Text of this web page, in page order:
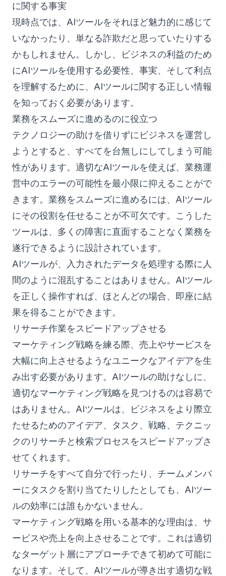
に関する事実
現時点では、AIツールをそれほど魅力的に感じて
いなかったり、単なる詐欺だと思っていたりする
かもしれません。しかし、ビジネスの利益のため
にAIツールを使用する必要性、事実、そして利点
を理解するために、AIツールに関する正しい情報
を知っておく必要があります。
業務をスムーズに進めるのに役立つ
テクノロジーの助けを借りずにビジネスを運営し
ようとすると、すべてを台無しにしてしまう可能
性があります。適切なAIツールを使えば、業務運
営中のエラーの可能性を最小限に抑えることがで
きます。業務をスムーズに進めるには、AIツール
にその役割を任せることが不可欠です。こうした
ツールは、多くの障害に直面することなく業務を
遂行できるように設計されています。
AIツールが、入力されたデータを処理する際に人
間のように混乱することはありません。AIツール
を正しく操作すれば、ほとんどの場合、即座に結
果を得ることができます。
リサーチ作業をスピードアップさせる
マーケティング戦略を練る際、売上やサービスを
大幅に向上させるようなユニークなアイデアを生
み出す必要があります。AIツールの助けなしに、
適切なマーケティング戦略を見つけるのは容易で
はありません。AIツールは、ビジネスをより際立
たせるためのアイデア、タスク、戦略、テクニッ
クのリサーチと検索プロセスをスピードアップさ
せてくれます。
リサーチをすべて自分で行ったり、チームメンバ
ーにタスクを割り当てたりしたとしても、AIツー
ルの効率には誰もかないません。
マーケティング戦略を用いる基本的な理由は、サ
ービスや売上を向上させることです。これは適切
なターゲット層にアプローチできて初めて可能に
なります。そして、AIツールが導き出す適切な戦